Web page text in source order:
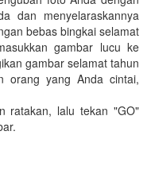
dan menyelaraskannya
bebas bingkai selamat
gambar lucu ke
gambar selamat tahun
orang yang Anda cintai,
ratakan, lalu tekan "GO"